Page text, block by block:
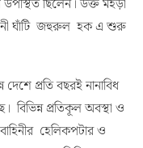
ঘাঁটি জহুরুল হক এ শুরু
প্রতিকূল অবস্থা ও
হেলিকপটার ও
প্যাসিফিক এঞ্জেল